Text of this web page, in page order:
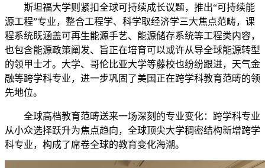
斯坦福大学则紧扣全球可持续成长议题，推出“可持续能
源工程”专业，整合工程学、科学取经济学三大焦点范畴，课
程系统既涵盖可再生能源手艺、能源储存系统等工程类内容，
也包含能源政策阐发、旨正在培育可以或许从导全球能源转型
的领甲士才。大学、哥伦比亚大学等藤校也纷纷跟进，天气金
融等跨学科专业，进一步巩固了美国正在跨学科教育范畴的领
先地位。
全球高档教育范畴送来一场深刻的专业变化：跨学科专业
从小众选择跃升为焦点趋向，全球顶尖大学稠密结构新增跨学
科专业，构成了席卷全球的教育变化海潮。